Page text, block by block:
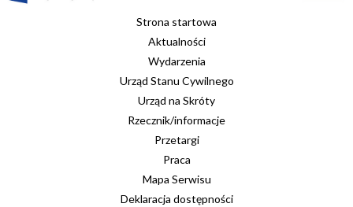
Strona startowa
Aktualności
Wydarzenia
Urząd Stanu Cywilnego
Urząd na Skróty
Rzecznik/informacje
Przetargi
Praca
Mapa Serwisu
Deklaracja dostępności